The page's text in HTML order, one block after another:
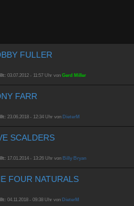
FULLER
03.07.2012 - 11:57 Uhr von Gerd Miller
FARR
23.06.2018 - 12:34 Uhr von DieterM
SCALDERS
17.01.2014 - 13:26 Uhr von Billy Bryan
FOUR NATURALS
04.11.2018 - 09:38 Uhr von DieterM